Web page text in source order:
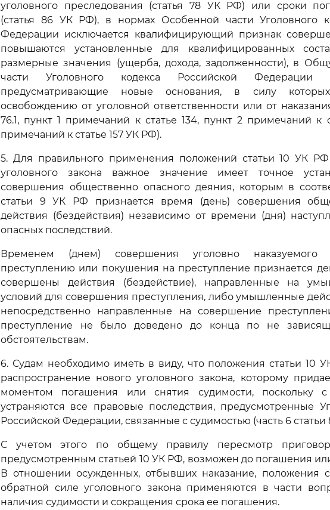
уголовного преследования (статья 78 УК РФ) или сроки
(статья 86 УК РФ), в нормах Особенной части Уголовного
Федерации исключается квалифицирующий признак
повышаются установленные для квалифицированных
размерные значения (ущерба, дохода, задолженности), в
части Уголовного кодекса Российской Федерации
предусматривающие новые основания, в силу
освобождению от уголовной ответственности или от
76.1, пункт 1 примечаний к статье 134, пункт 2 примечаний к
примечаний к статье 157 УК РФ).
5. Для правильного применения положений статьи 10 УК
уголовного закона важное значение имеет точное
совершения общественно опасного деяния, которым в
статьи 9 УК РФ признается время (день) совершения
действия (бездействия) независимо от времени (дня)
опасных последствий.
Временем (днем) совершения уголовно наказуемого
преступлению или покушения на преступление признается
совершены действия (бездействие), направленные на
условий для совершения преступления, либо умышленные
непосредственно направленные на совершение
преступление не было доведено до конца по не
обстоятельствам.
6. Судам необходимо иметь в виду, что положения статьи 10
распространение нового уголовного закона, которому
моментом погашения или снятия судимости, поскольку
устраняются все правовые последствия, предусмотренные
Российской Федерации, связанные с судимостью (часть 6
С учетом этого по общему правилу пересмотр
предусмотренным статьей 10 УК РФ, возможен до погашения
В отношении осужденных, отбывших наказание, положения
обратной силе уголовного закона применяются в части
наличия судимости и сокращения срока ее погашения.